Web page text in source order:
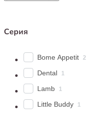
Серия
Bome Appetit 2
Dental 1
Lamb 1
Little Buddy 1